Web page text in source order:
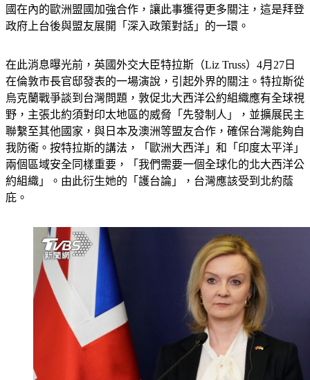
國在內的歐洲盟國加強合作，讓此事獲得更多關注，這是拜登
政府上台後與盟友展開「深入政策對話」的一環。
在此消息曝光前，英國外交大臣特拉斯（Liz Truss）4月27日
在倫敦市長官邸發表的一場演說，引起外界的關注。特拉斯從
烏克蘭戰爭談到台灣問題，敦促北大西洋公約組織應有全球視
野，主張北約須對印太地區的威脅「先發制人」，並擴展民主
聯繫至其他國家，與日本及澳洲等盟友合作，確保台灣能夠自
我防衞。按特拉斯的講法，「歐洲大西洋」和「印度太平洋」
兩個區域安全同樣重要，「我們需要一個全球化的北大西洋公
約組織」。由此衍生她的「護台論」，台灣應該受到北約蔭
庇。